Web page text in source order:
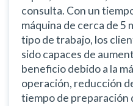
consulta. Con un
máquina de cerca de 5
tipo de trabajo, los
sido capaces de
beneficio debido a la
operación, reducción
tiempo de preparación